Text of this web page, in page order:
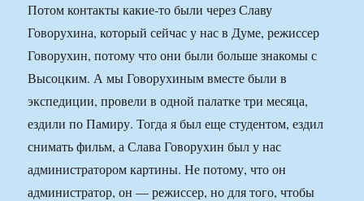
Потом контакты какие-то были через Славу
Говорухина, который сейчас у нас в Думе, режиссер
Говорухин, потому что они были больше знакомы с
Высоцким. А мы Говорухиным вместе были в
экспедиции, провели в одной палатке три месяца,
ездили по Памиру. Тогда я был еще студентом, ездил
снимать фильм, а Слава Говорухин был у нас
администратором картины. Не потому, что он
администратор, он — режиссер, но для того, чтобы